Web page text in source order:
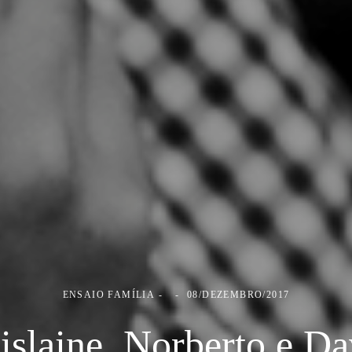
ENSAIO FAMÍLIA 08/DEZEMBRO/2017